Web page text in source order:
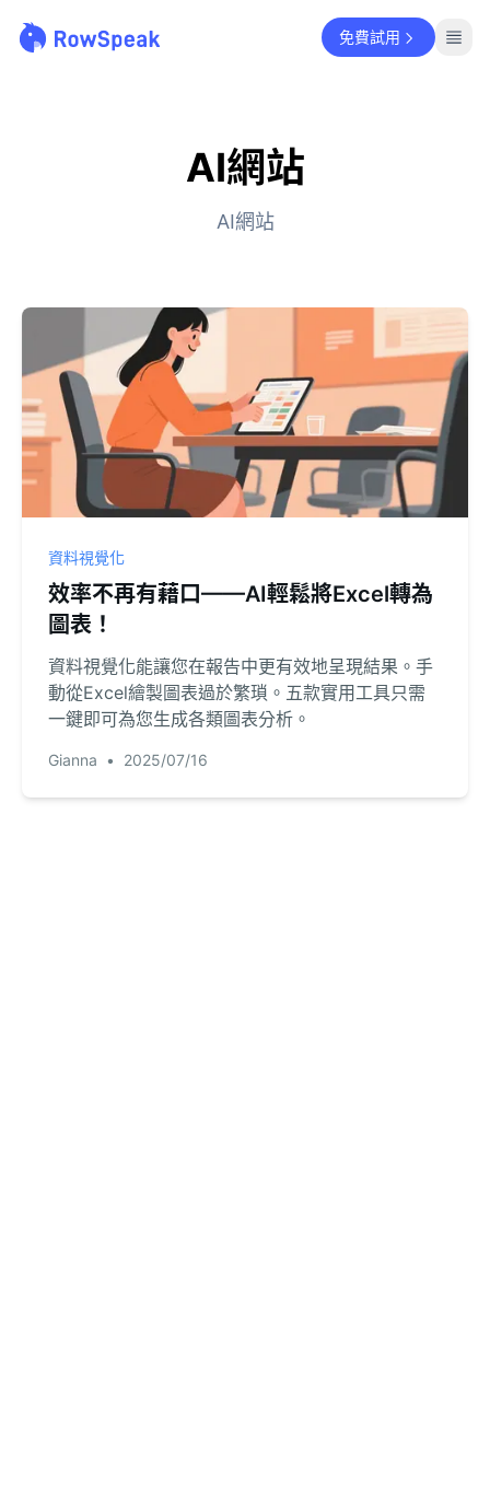
免費試用
AI網站
AI網站
資料視覺化
效率不再有藉口——AI輕鬆將Excel轉為
圖表！
資料視覺化能讓您在報告中更有效地呈現結果。手
動從Excel繪製圖表過於繁瑣。五款實用工具只需
一鍵即可為您生成各類圖表分析。
Gianna • 2025/07/16